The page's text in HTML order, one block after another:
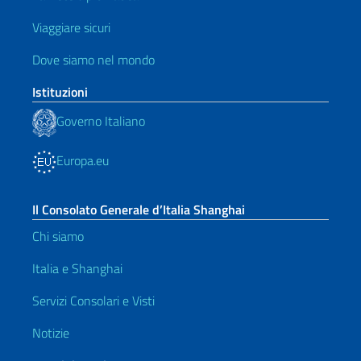
Viaggiare sicuri
Dove siamo nel mondo
Istituzioni
Governo Italiano
Europa.eu
Il Consolato Generale d’Italia Shanghai
Chi siamo
Italia e Shanghai
Servizi Consolari e Visti
Notizie